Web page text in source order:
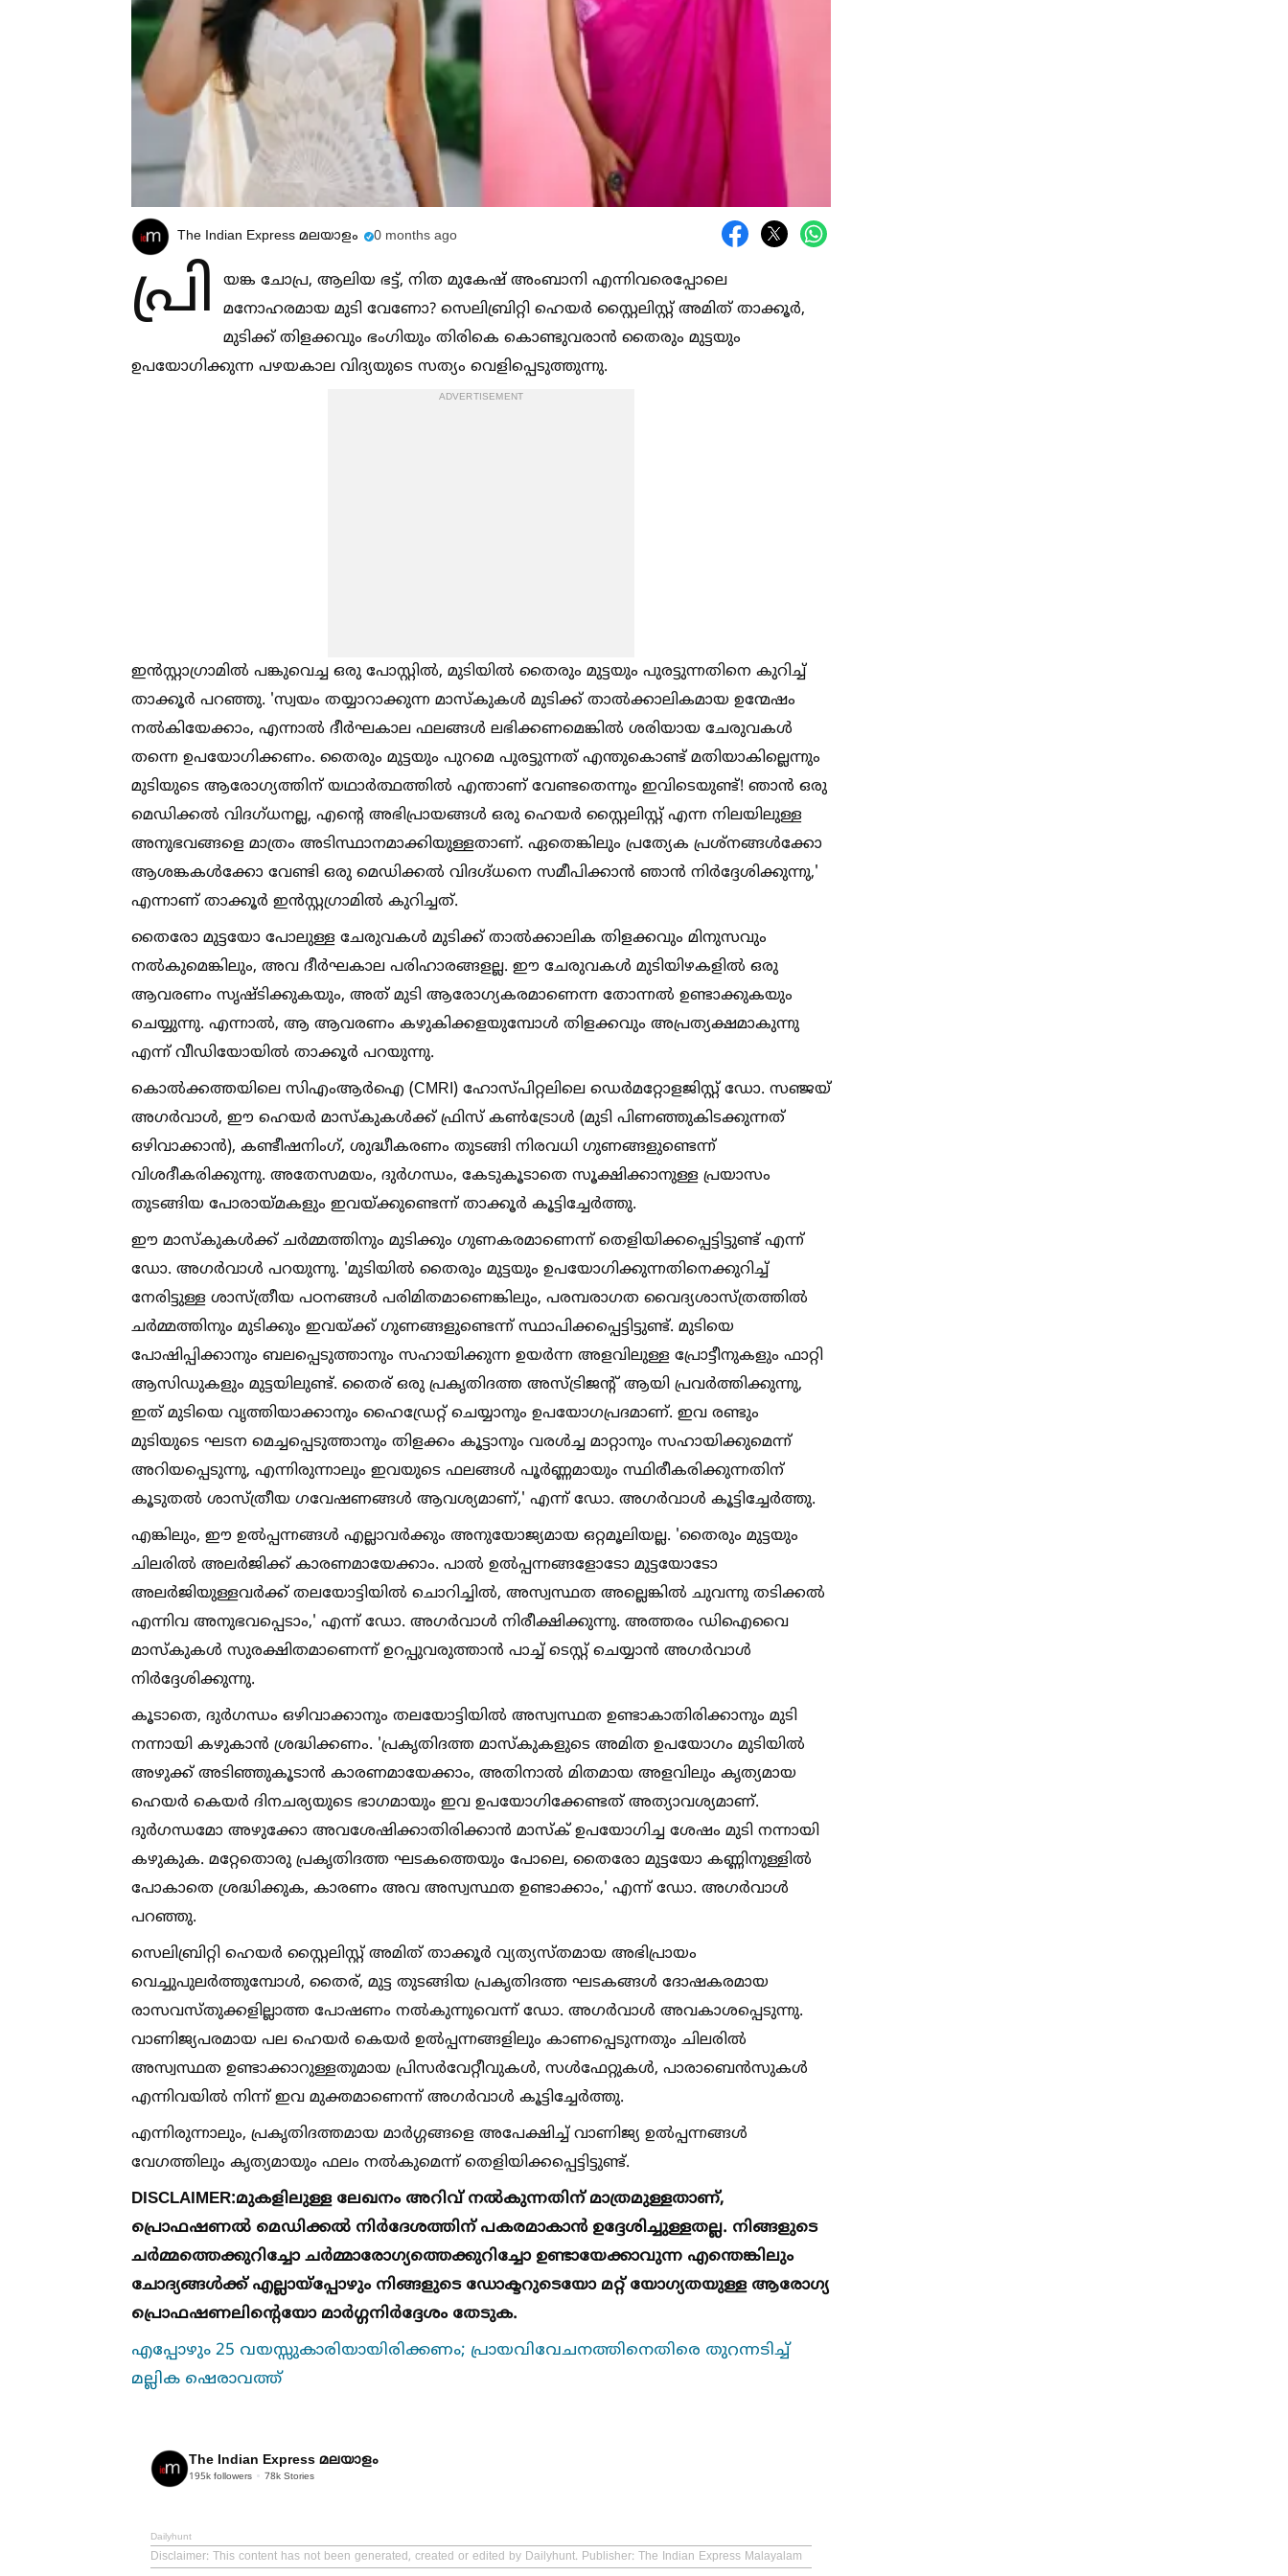
The Indian Express മലയാളം 0 months ago
പ്രി
യങ്ക ചോപ്ര, ആലിയ ഭട്ട്, നിത മുകേഷ് അംബാനി എന്നിവരെപ്പോലെ
മനോഹരമായ മുടി വേണോ? സെലിബ്രിറ്റി ഹെയർ സ്റ്റൈലിസ്റ്റ് അമിത് താക്കൂർ,
മുടിക്ക് തിളക്കവും ഭംഗിയും തിരികെ കൊണ്ടുവരാൻ തൈരും മുട്ടയും
ഉപയോഗിക്കുന്ന പഴയകാല വിദ്യയുടെ സത്യം വെളിപ്പെടുത്തുന്നു.
ADVERTISEMENT
ഇൻസ്റ്റാഗ്രാമില്‍ പങ്കുവെച്ച ഒരു പോസ്റ്റില്‍, മുടിയില്‍ തൈരും മുട്ടയും പുരട്ടുന്നതിനെ കുറിച്ച്‌
താക്കൂർ പറഞ്ഞു. 'സ്വയം തയ്യാറാക്കുന്ന മാസ്കുകള്‍ മുടിക്ക് താല്‍ക്കാലികമായ ഉന്മേഷം
നല്‍കിയേക്കാം, എന്നാല്‍ ദീർഘകാല ഫലങ്ങള്‍ ലഭിക്കണമെങ്കില്‍ ശരിയായ ചേരുവകള്‍
തന്നെ ഉപയോഗിക്കണം. തൈരും മുട്ടയും പുറമെ പുരട്ടുന്നത് എന്തുകൊണ്ട് മതിയാകില്ലെന്നും
മുടിയുടെ ആരോഗ്യത്തിന് യഥാർത്ഥത്തില്‍ എന്താണ് വേണ്ടതെന്നും ഇവിടെയുണ്ട്! ഞാൻ ഒരു
മെഡിക്കല്‍ വിദഗ്ധനല്ല, എന്റെ അഭിപ്രായങ്ങള്‍ ഒരു ഹെയർ സ്റ്റൈലിസ്റ്റ് എന്ന നിലയിലുള്ള
അനുഭവങ്ങളെ മാത്രം അടിസ്ഥാനമാക്കിയുള്ളതാണ്. ഏതെങ്കിലും പ്രത്യേക പ്രശ്നങ്ങള്‍ക്കോ
ആശങ്കകള്‍ക്കോ വേണ്ടി ഒരു മെഡിക്കല്‍ വിദഗ്ദ്ധനെ സമീപിക്കാൻ ഞാൻ നിർദ്ദേശിക്കുന്നു,'
എന്നാണ് താക്കൂർ ഇൻസ്റ്റഗ്രാമില്‍ കുറിച്ചത്.
തൈരോ മുട്ടയോ പോലുള്ള ചേരുവകള്‍ മുടിക്ക് താല്‍ക്കാലിക തിളക്കവും മിനുസവും
നല്‍കുമെങ്കിലും, അവ ദീർഘകാല പരിഹാരങ്ങളല്ല. ഈ ചേരുവകള്‍ മുടിയിഴകളില്‍ ഒരു
ആവരണം സൃഷ്ടിക്കുകയും, അത് മുടി ആരോഗ്യകരമാണെന്ന തോന്നല്‍ ഉണ്ടാക്കുകയും
ചെയ്യുന്നു. എന്നാല്‍, ആ ആവരണം കഴുകിക്കളയുമ്പോള്‍ തിളക്കവും അപ്രത്യക്ഷമാകുന്നു
എന്ന് വീഡിയോയില്‍ താക്കൂർ പറയുന്നു.
കൊല്‍ക്കത്തയിലെ സിഎംആർഐ (CMRI) ഹോസ്പിറ്റലിലെ ഡെർമറ്റോളജിസ്റ്റ് ഡോ. സഞ്ജയ്
അഗർവാള്‍, ഈ ഹെയർ മാസ്കുകള്‍ക്ക് ഫ്രിസ് കണ്‍ട്രോള്‍ (മുടി പിണഞ്ഞുകിടക്കുന്നത്
ഒഴിവാക്കാൻ), കണ്ടീഷനിംഗ്, ശുദ്ധീകരണം തുടങ്ങി നിരവധി ഗുണങ്ങളുണ്ടെന്ന്
വിശദീകരിക്കുന്നു. അതേസമയം, ദുർഗന്ധം, കേടുകൂടാതെ സൂക്ഷിക്കാനുള്ള പ്രയാസം
തുടങ്ങിയ പോരായ്മകളും ഇവയ്ക്കുണ്ടെന്ന് താക്കൂർ കൂട്ടിച്ചേർത്തു.
ഈ മാസ്കുകള്‍ക്ക് ചർമ്മത്തിനും മുടിക്കും ഗുണകരമാണെന്ന് തെളിയിക്കപ്പെട്ടിട്ടുണ്ട് എന്ന്
ഡോ. അഗർവാള്‍ പറയുന്നു. 'മുടിയില്‍ തൈരും മുട്ടയും ഉപയോഗിക്കുന്നതിനെക്കുറിച്ച്‌
നേരിട്ടുള്ള ശാസ്ത്രീയ പഠനങ്ങള്‍ പരിമിതമാണെങ്കിലും, പരമ്പരാഗത വൈദ്യശാസ്ത്രത്തില്‍
ചർമ്മത്തിനും മുടിക്കും ഇവയ്ക്ക് ഗുണങ്ങളുണ്ടെന്ന് സ്ഥാപിക്കപ്പെട്ടിട്ടുണ്ട്. മുടിയെ
പോഷിപ്പിക്കാനും ബലപ്പെടുത്താനും സഹായിക്കുന്ന ഉയർന്ന അളവിലുള്ള പ്രോട്ടീനുകളും ഫാറ്റി
ആസിഡുകളും മുട്ടയിലുണ്ട്. തൈര് ഒരു പ്രകൃതിദത്ത അസ്ട്രിജന്റ് ആയി പ്രവർത്തിക്കുന്നു,
ഇത് മുടിയെ വൃത്തിയാക്കാനും ഹൈഡ്രേറ്റ് ചെയ്യാനും ഉപയോഗപ്രദമാണ്. ഇവ രണ്ടും
മുടിയുടെ ഘടന മെച്ചപ്പെടുത്താനും തിളക്കം കൂട്ടാനും വരള്‍ച്ച മാറ്റാനും സഹായിക്കുമെന്ന്
അറിയപ്പെടുന്നു, എന്നിരുന്നാലും ഇവയുടെ ഫലങ്ങള്‍ പൂർണ്ണമായും സ്ഥിരീകരിക്കുന്നതിന്
കൂടുതല്‍ ശാസ്ത്രീയ ഗവേഷണങ്ങള്‍ ആവശ്യമാണ്,' എന്ന് ഡോ. അഗർവാള്‍ കൂട്ടിച്ചേർത്തു.
എങ്കിലും, ഈ ഉല്‍പ്പന്നങ്ങള്‍ എല്ലാവർക്കും അനുയോജ്യമായ ഒറ്റമൂലിയല്ല. 'തൈരും മുട്ടയും
ചിലരില്‍ അലർജിക്ക് കാരണമായേക്കാം. പാല്‍ ഉല്‍പ്പന്നങ്ങളോടോ മുട്ടയോടോ
അലർജിയുള്ളവർക്ക് തലയോട്ടിയില്‍ ചൊറിച്ചില്‍, അസ്വസ്ഥത അല്ലെങ്കില്‍ ചുവന്നു തടിക്കല്‍
എന്നിവ അനുഭവപ്പെടാം,' എന്ന് ഡോ. അഗർവാള്‍ നിരീക്ഷിക്കുന്നു. അത്തരം ഡിഐവൈ
മാസ്കുകള്‍ സുരക്ഷിതമാണെന്ന് ഉറപ്പുവരുത്താൻ പാച്ച്‌ ടെസ്റ്റ് ചെയ്യാൻ അഗർവാള്‍
നിർദ്ദേശിക്കുന്നു.
കൂടാതെ, ദുർഗന്ധം ഒഴിവാക്കാനും തലയോട്ടിയില്‍ അസ്വസ്ഥത ഉണ്ടാകാതിരിക്കാനും മുടി
നന്നായി കഴുകാൻ ശ്രദ്ധിക്കണം. 'പ്രകൃതിദത്ത മാസ്കുകളുടെ അമിത ഉപയോഗം മുടിയില്‍
അഴുക്ക് അടിഞ്ഞുകൂടാൻ കാരണമായേക്കാം, അതിനാല്‍ മിതമായ അളവിലും കൃത്യമായ
ഹെയർ കെയർ ദിനചര്യയുടെ ഭാഗമായും ഇവ ഉപയോഗിക്കേണ്ടത് അത്യാവശ്യമാണ്.
ദുർഗന്ധമോ അഴുക്കോ അവശേഷിക്കാതിരിക്കാൻ മാസ്ക് ഉപയോഗിച്ച ശേഷം മുടി നന്നായി
കഴുകുക. മറ്റേതൊരു പ്രകൃതിദത്ത ഘടകത്തെയും പോലെ, തൈരോ മുട്ടയോ കണ്ണിനുള്ളില്‍
പോകാതെ ശ്രദ്ധിക്കുക, കാരണം അവ അസ്വസ്ഥത ഉണ്ടാക്കാം,' എന്ന് ഡോ. അഗർവാള്‍
പറഞ്ഞു.
സെലിബ്രിറ്റി ഹെയർ സ്റ്റൈലിസ്റ്റ് അമിത് താക്കൂർ വ്യത്യസ്തമായ അഭിപ്രായം
വെച്ചുപുലർത്തുമ്പോള്‍, തൈര്, മുട്ട തുടങ്ങിയ പ്രകൃതിദത്ത ഘടകങ്ങള്‍ ദോഷകരമായ
രാസവസ്തുക്കളില്ലാത്ത പോഷണം നല്‍കുന്നുവെന്ന് ഡോ. അഗർവാള്‍ അവകാശപ്പെടുന്നു.
വാണിജ്യപരമായ പല ഹെയർ കെയർ ഉല്‍പ്പന്നങ്ങളിലും കാണപ്പെടുന്നതും ചിലരില്‍
അസ്വസ്ഥത ഉണ്ടാക്കാറുള്ളതുമായ പ്രിസർവേറ്റീവുകള്‍, സള്‍ഫേറ്റുകള്‍, പാരാബെൻസുകള്‍
എന്നിവയില്‍ നിന്ന് ഇവ മുക്തമാണെന്ന് അഗർവാള്‍ കൂട്ടിച്ചേർത്തു.
എന്നിരുന്നാലും, പ്രകൃതിദത്തമായ മാർഗ്ഗങ്ങളെ അപേക്ഷിച്ച്‌ വാണിജ്യ ഉല്‍പ്പന്നങ്ങള്‍
വേഗത്തിലും കൃത്യമായും ഫലം നല്‍കുമെന്ന് തെളിയിക്കപ്പെട്ടിട്ടുണ്ട്.
DISCLAIMER:മുകളിലുള്ള ലേഖനം അറിവ് നല്‍കുന്നതിന് മാത്രമുള്ളതാണ്,
പ്രൊഫഷണല്‍ മെഡിക്കല്‍ നിർദേശത്തിന് പകരമാകാൻ ഉദ്ദേശിച്ചുള്ളതല്ല. നിങ്ങളുടെ
ചർമ്മത്തെക്കുറിച്ചോ ചർമ്മാരോഗ്യത്തെക്കുറിച്ചോ ഉണ്ടായേക്കാവുന്ന എന്തെങ്കിലും
ചോദ്യങ്ങള്‍ക്ക് എല്ലായ്പ്പോഴും നിങ്ങളുടെ ഡോക്ടറുടെയോ മറ്റ് യോഗ്യതയുള്ള ആരോഗ്യ
പ്രൊഫഷണലിന്റെയോ മാർഗ്ഗനിർദ്ദേശം തേടുക.
എപ്പോഴും 25 വയസ്സുകാരിയായിരിക്കണം; പ്രായവിവേചനത്തിനെതിരെ തുറന്നടിച്ച്‌
മല്ലിക ഷെരാവത്ത്
The Indian Express മലയാളം
195k followers 78k Stories
Dailyhunt
Disclaimer: This content has not been generated, created or edited by Dailyhunt. Publisher: The Indian Express Malayalam